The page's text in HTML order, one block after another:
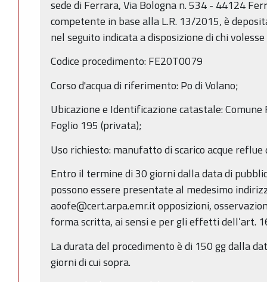
sede di Ferrara, Via Bologna n. 534 - 44124
competente in base alla L.R. 13/2015, è
nel seguito indicata a disposizione di chi
Codice procedimento: FE20T0079
Corso d'acqua di riferimento: Po di Volano;
Ubicazione e Identificazione catastale:
Foglio 195 (privata);
Uso richiesto: manufatto di scarico acque
Entro il termine di 30 giorni dalla data di
possono essere presentate al medesimo
aoofe@cert.arpa.emr.it opposizioni,
forma scritta, ai sensi e per gli effetti dell’art.
La durata del procedimento è di 150 gg dalla
giorni di cui sopra.